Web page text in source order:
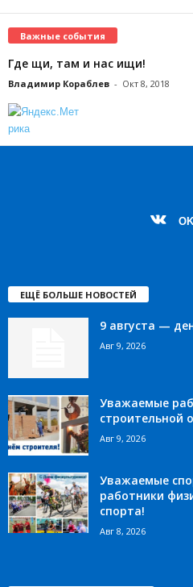
Важные события
Где щи, там и нас ищи!
Владимир Кораблев - Окт 8, 2018
OK
ЕЩЁ БОЛЬШЕ НОВОСТЕЙ
9 августа —
Авг 9, 2026
Уважаемые
строительной
Авг 9, 2026
Уважаемые
работники
спорта!
Авг 8, 2026